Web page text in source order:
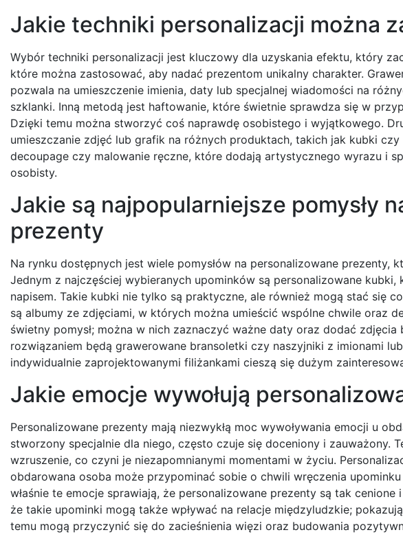
Jakie techniki personalizacji można
Wybór techniki personalizacji jest kluczowy dla uzyskania efektu, który
które można zastosować, aby nadać prezentom unikalny charakter.
pozwala na umieszczenie imienia, daty lub specjalnej wiadomości na
szklanki. Inną metodą jest haftowanie, które świetnie sprawdza się w
Dzięki temu można stworzyć coś naprawdę osobistego i wyjątkowego.
umieszczanie zdjęć lub grafik na różnych produktach, takich jak kubki
decoupage czy malowanie ręczne, które dodają artystycznego wyrazu i
osobisty.
Jakie są najpopularniejsze pomysły
prezenty
Na rynku dostępnych jest wiele pomysłów na personalizowane
Jednym z najczęściej wybieranych upominków są personalizowane
napisem. Takie kubki nie tylko są praktyczne, ale również mogą stać się
są albumy ze zdjęciami, w których można umieścić wspólne chwile oraz
świetny pomysł; można w nich zaznaczyć ważne daty oraz dodać
rozwiązaniem będą grawerowane bransoletki czy naszyjniki z imionami
indywidualnie zaprojektowanymi filiżankami cieszą się dużym
Jakie emocje wywołują
Personalizowane prezenty mają niezwykłą moc wywoływania emocji u
stworzony specjalnie dla niego, często czuje się doceniony i zauważony.
wzruszenie, co czyni je niezapomnianymi momentami w życiu.
obdarowana osoba może przypominać sobie o chwili wręczenia
właśnie te emocje sprawiają, że personalizowane prezenty są tak
że takie upominki mogą także wpływać na relacje międzyludzkie;
temu mogą przyczynić się do zacieśnienia więzi oraz budowania